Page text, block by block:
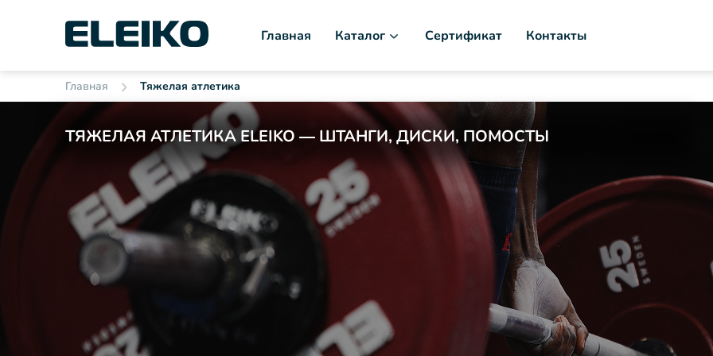
Главная Каталог Сертификат Контакты
Главная Тяжелая атлетика
ТЯЖЕЛАЯ АТЛЕТИКА ELEIKO — ШТАНГИ, ДИСКИ, ПОМОСТЫ